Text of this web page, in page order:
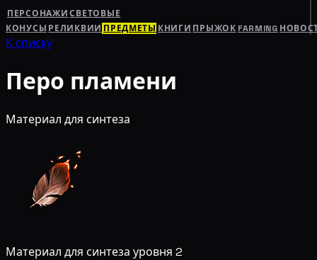
ПЕРСОНАЖИ СВЕТОВЫЕ
КОНУСЫ РЕЛИКВИИ ПРЕДМЕТЫ КНИГИ ПРЫЖОК FARMING
К списку
Перо пламени
Материал для синтеза
Материал для синтеза уровня 2